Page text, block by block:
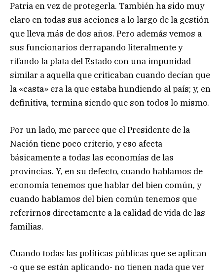
Patria en vez de protegerla. También ha sido muy
claro en todas sus acciones a lo largo de la gestión
que lleva más de dos años. Pero además vemos a
sus funcionarios derrapando literalmente y
rifando la plata del Estado con una impunidad
similar a aquella que criticaban cuando decían que
la «casta» era la que estaba hundiendo al país; y, en
definitiva, termina siendo que son todos lo mismo.
Por un lado, me parece que el Presidente de la
Nación tiene poco criterio, y eso afecta
básicamente a todas las economías de las
provincias. Y, en su defecto, cuando hablamos de
economía tenemos que hablar del bien común, y
cuando hablamos del bien común tenemos que
referirnos directamente a la calidad de vida de las
familias.
Cuando todas las políticas públicas que se aplican
-o que se están aplicando- no tienen nada que ver